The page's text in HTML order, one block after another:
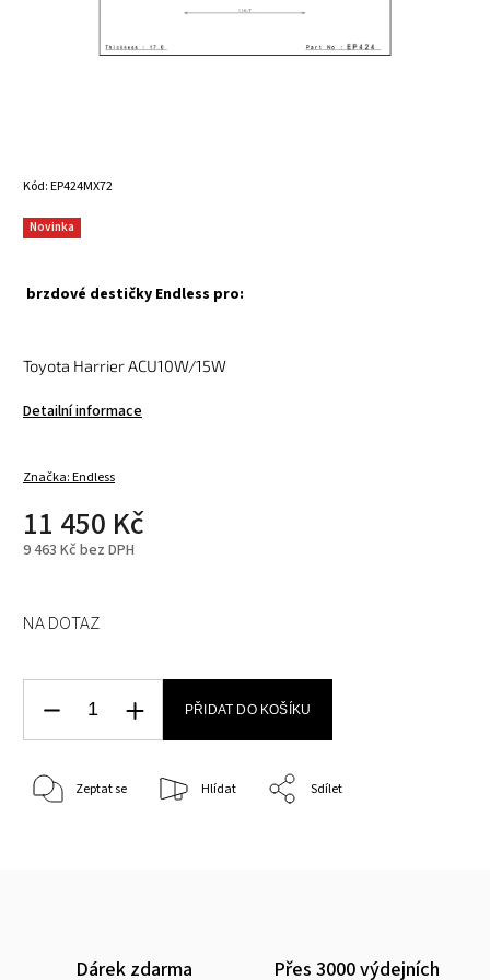
Kód:EP424MX72
brzdové destičky Endless pro:
Toyota Harrier ACU10W/15W
Detailní informace
Novinka
Značka:Endless
11 450 Kč
9 463 Kč bez DPH
NA DOTAZ
PŘIDAT DO KOŠÍKU
Zeptat se Hlídat Sdílet
Dárek zdarma
Přes 3000 výdejních